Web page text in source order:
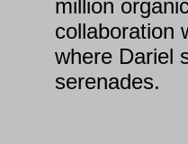
million
collaboration
where Dariel
serenades.